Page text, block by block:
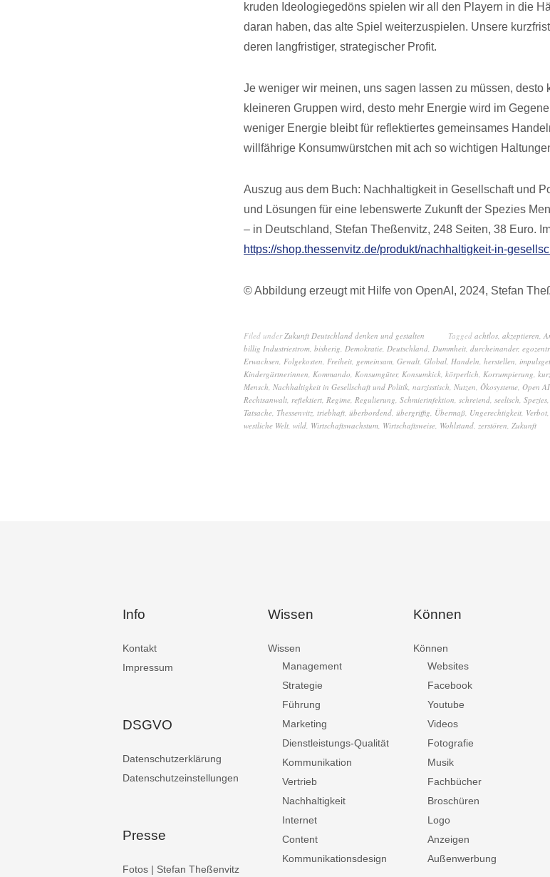
kruden Ideologiegedöns spielen wir all den Playern in die
daran haben, das alte Spiel weiterzuspielen. Unsere
deren langfristiger, strategischer Profit.
Je weniger wir meinen, uns sagen lassen zu müssen, desto
kleineren Gruppen wird, desto mehr Energie wird im
weniger Energie bleibt für reflektiertes gemeinsames
willfährige Konsumwürstchen mit ach so wichtigen
Auszug aus dem Buch: Nachhaltigkeit in Gesellschaft und
und Lösungen für eine lebenswerte Zukunft der Spezies
– in Deutschland, Stefan Theßenvitz, 248 Seiten, 38 Euro.
https://shop.thessenvitz.de/produkt/nachhaltigkeit-in-
© Abbildung erzeugt mit Hilfe von OpenAI, 2024, Stefan
Filed underZukunft Deutschland denken und gestalten Tagged achtlos, akzeptieren,
billig Industriestrom, bisherig, Demokratie, Deutschland, Dummheit, durcheinander,
Erwachsen, Folgekosten, Freiheit, gemeinsam, Gewalt, Global, Handeln, herstellen,
Kindergärtnerinnen, Kommando, Konsumgüter, Konsumkick, körperlich, Korrumpierung,
Mensch, Nachhaltigkeit in Gesellschaft und Politik, narzisstisch, Nutzen, Ökosysteme, Open AI
Rechtsanwalt, reflektiert, Regime, Regulierung, Schmierinfektion, schreiend, seelisch, Spezies,
Tatsache, Thessenvitz, triebhaft, überbordend, übergriffig, Übermaß, Ungerechtigkeit, Verbot,
westliche Welt, wild, Wirtschaftswachstum, Wirtschaftsweise, Wohlstand, zerstören, Zukunft
Info
Kontakt
Impressum
DSGVO
Datenschutzerklärung
Datenschutzeinstellungen
Presse
Fotos | Stefan Theßenvitz
Wissen
Wissen
Management
Strategie
Führung
Marketing
Dienstleistungs-Qualität
Kommunikation
Vertrieb
Nachhaltigkeit
Internet
Content
Kommunikationsdesign
Können
Können
Websites
Facebook
Youtube
Videos
Fotografie
Musik
Fachbücher
Broschüren
Logo
Anzeigen
Außenwerbung